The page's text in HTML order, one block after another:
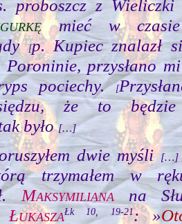
proboszcz z
mieć w
[p. Kupiec znalazł
Poroninie, przysłano
pociechy.[
że to będzie
było[…]
dwie myśli[…]
trzymałem w
Maksymilianana
ŁukaszaŁk 10, 19‑21: »